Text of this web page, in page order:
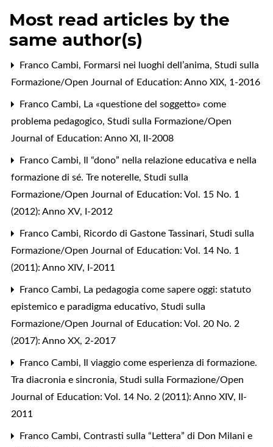
Most read articles by the
same author(s)
Franco Cambi, Formarsi nei luoghi dell’anima, Studi sulla
Formazione/Open Journal of Education: Anno XIX, 1-2016
Franco Cambi, La «questione del soggetto» come
problema pedagogico, Studi sulla Formazione/Open
Journal of Education: Anno XI, II-2008
Franco Cambi,
Il “dono” nella relazione educativa e nella
formazione di sé. Tre noterelle, Studi sulla
Formazione/Open Journal of Education: Vol. 15 No. 1
(2012): Anno XV, I-2012
Franco Cambi, Ricordo di Gastone Tassinari, Studi sulla
Formazione/Open Journal of Education: Vol. 14 No. 1
(2011): Anno XIV, I-2011
Franco Cambi, La pedagogia come sapere oggi: statuto
epistemico e paradigma educativo, Studi sulla
Formazione/Open Journal of Education: Vol. 20 No. 2
(2017): Anno XX, 2-2017
Franco Cambi,
Il viaggio come esperienza di formazione.
Tra diacronia e sincronia, Studi sulla Formazione/Open
Journal of Education: Vol. 14 No. 2 (2011): Anno XIV, II-
2011
Franco Cambi, Contrasti sulla “Lettera” di Don Milani e